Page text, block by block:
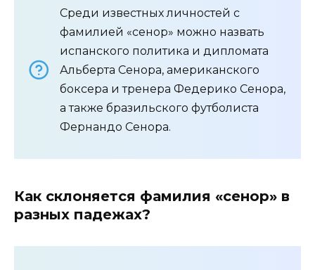
Среди известных личностей с
фамилией «сенор» можно назвать
испанского политика и дипломата
Альберта Сенора, американского
боксера и тренера Федерико Сенора,
а также бразильского футболиста
Фернандо Сенора.
Как склоняется фамилия «сенор» в
разных падежах?